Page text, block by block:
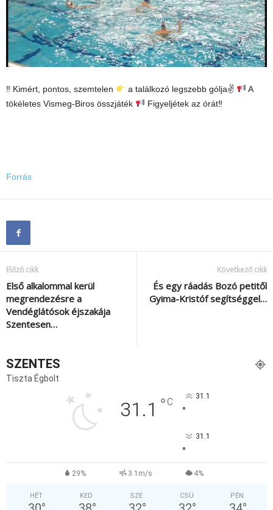
‼ Kimért, pontos, szemtelen a találkozó legszebb gólja✌
A
tökéletes Vismeg-Biros összjáték
Figyeljétek az órát‼
Forrás
Előző cikk
Első alkalommal kerül
megrendezésre a
Vendéglátósok éjszakája
Szentesen…
Következő cikk
És egy ráadás Bozó petitől
Gyima-Kristóf segítséggel…
SZENTES
Tiszta Égbolt
31.1 °C 31.1
°
31.1
°
29% 3.1m/s 4%
HÉT KED SZE CSÜ PÉN